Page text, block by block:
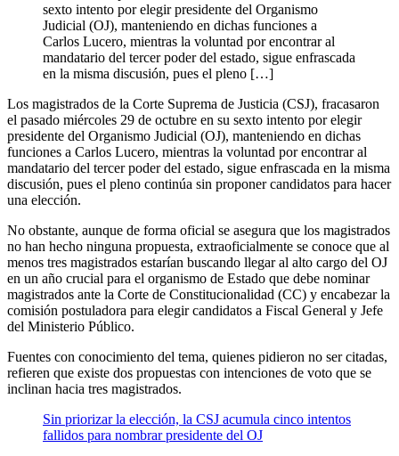
sexto intento por elegir presidente del Organismo
Judicial (OJ), manteniendo en dichas funciones a
Carlos Lucero, mientras la voluntad por encontrar al
mandatario del tercer poder del estado, sigue enfrascada
en la misma discusión, pues el pleno […]
Los magistrados de la Corte Suprema de Justicia (CSJ), fracasaron
el pasado miércoles 29 de octubre en su sexto intento por elegir
presidente del Organismo Judicial (OJ), manteniendo en dichas
funciones a Carlos Lucero, mientras la voluntad por encontrar al
mandatario del tercer poder del estado, sigue enfrascada en la misma
discusión, pues el pleno continúa sin proponer candidatos para hacer
una elección.
No obstante, aunque de forma oficial se asegura que los magistrados
no han hecho ninguna propuesta, extraoficialmente se conoce que al
menos tres magistrados estarían buscando llegar al alto cargo del OJ
en un año crucial para el organismo de Estado que debe nominar
magistrados ante la Corte de Constitucionalidad (CC) y encabezar la
comisión postuladora para elegir candidatos a Fiscal General y Jefe
del Ministerio Público.
Fuentes con conocimiento del tema, quienes pidieron no ser citadas,
refieren que existe dos propuestas con intenciones de voto que se
inclinan hacia tres magistrados.
Sin priorizar la elección, la CSJ acumula cinco intentos
fallidos para nombrar presidente del OJ